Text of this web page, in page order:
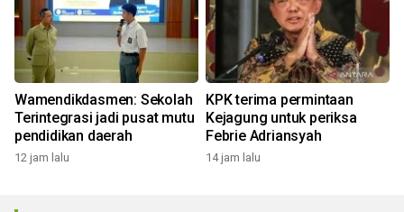
Wamendikdasmen: Sekolah
Terintegrasi jadi pusat mutu
pendidikan daerah
12 jam lalu
KPK terima permintaan
Kejagung untuk periksa
Febrie Adriansyah
14 jam lalu